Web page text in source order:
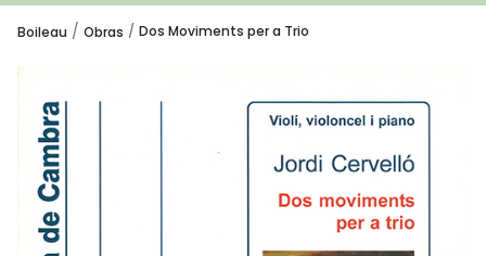
Boileau Obras Dos Moviments per a Trio